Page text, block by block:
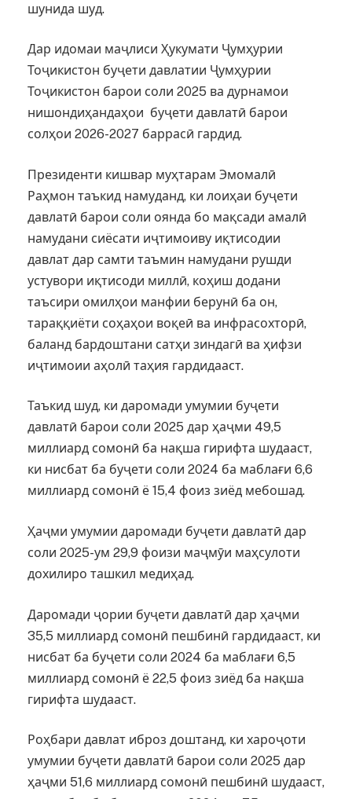
шунида шуд.
Дар идомаи маҷлиси Ҳукумати Ҷумҳурии
Тоҷикистон буҷети давлатии Ҷумҳурии
Тоҷикистон барои соли 2025 ва дурнамои
нишондиҳандаҳои буҷети давлатӣ барои
солҳои 2026-2027 баррасӣ гардид.
Президенти кишвар муҳтарам Эмомалӣ
Раҳмон таъкид намуданд, ки лоиҳаи буҷети
давлатӣ барои соли оянда бо мақсади амалӣ
намудани сиёсати иҷтимоиву иқтисодии
давлат дар самти таъмин намудани рушди
устувори иқтисоди миллӣ, коҳиш додани
таъсири омилҳои манфии берунӣ ба он,
тараққиёти соҳаҳои воқеӣ ва инфрасохторӣ,
баланд бардоштани сатҳи зиндагӣ ва ҳифзи
иҷтимоии аҳолӣ таҳия гардидааст.
Таъкид шуд, ки даромади умумии буҷети
давлатӣ барои соли 2025 дар ҳаҷми 49,5
миллиард сомонӣ ба нақша гирифта шудааст,
ки нисбат ба буҷети соли 2024 ба маблағи 6,6
миллиард сомонӣ ё 15,4 фоиз зиёд мебошад.
Ҳаҷми умумии даромади буҷети давлатӣ дар
соли 2025-ум 29,9 фоизи маҷмӯи маҳсулоти
дохилиро ташкил медиҳад.
Даромади ҷории буҷети давлатӣ дар ҳаҷми
35,5 миллиард сомонӣ пешбинӣ гардидааст, ки
нисбат ба буҷети соли 2024 ба маблағи 6,5
миллиард сомонӣ ё 22,5 фоиз зиёд ба нақша
гирифта шудааст.
Роҳбари давлат иброз доштанд, ки хароҷоти
умумии буҷети давлатӣ барои соли 2025 дар
ҳаҷми 51,6 миллиард сомонӣ пешбинӣ шудааст,